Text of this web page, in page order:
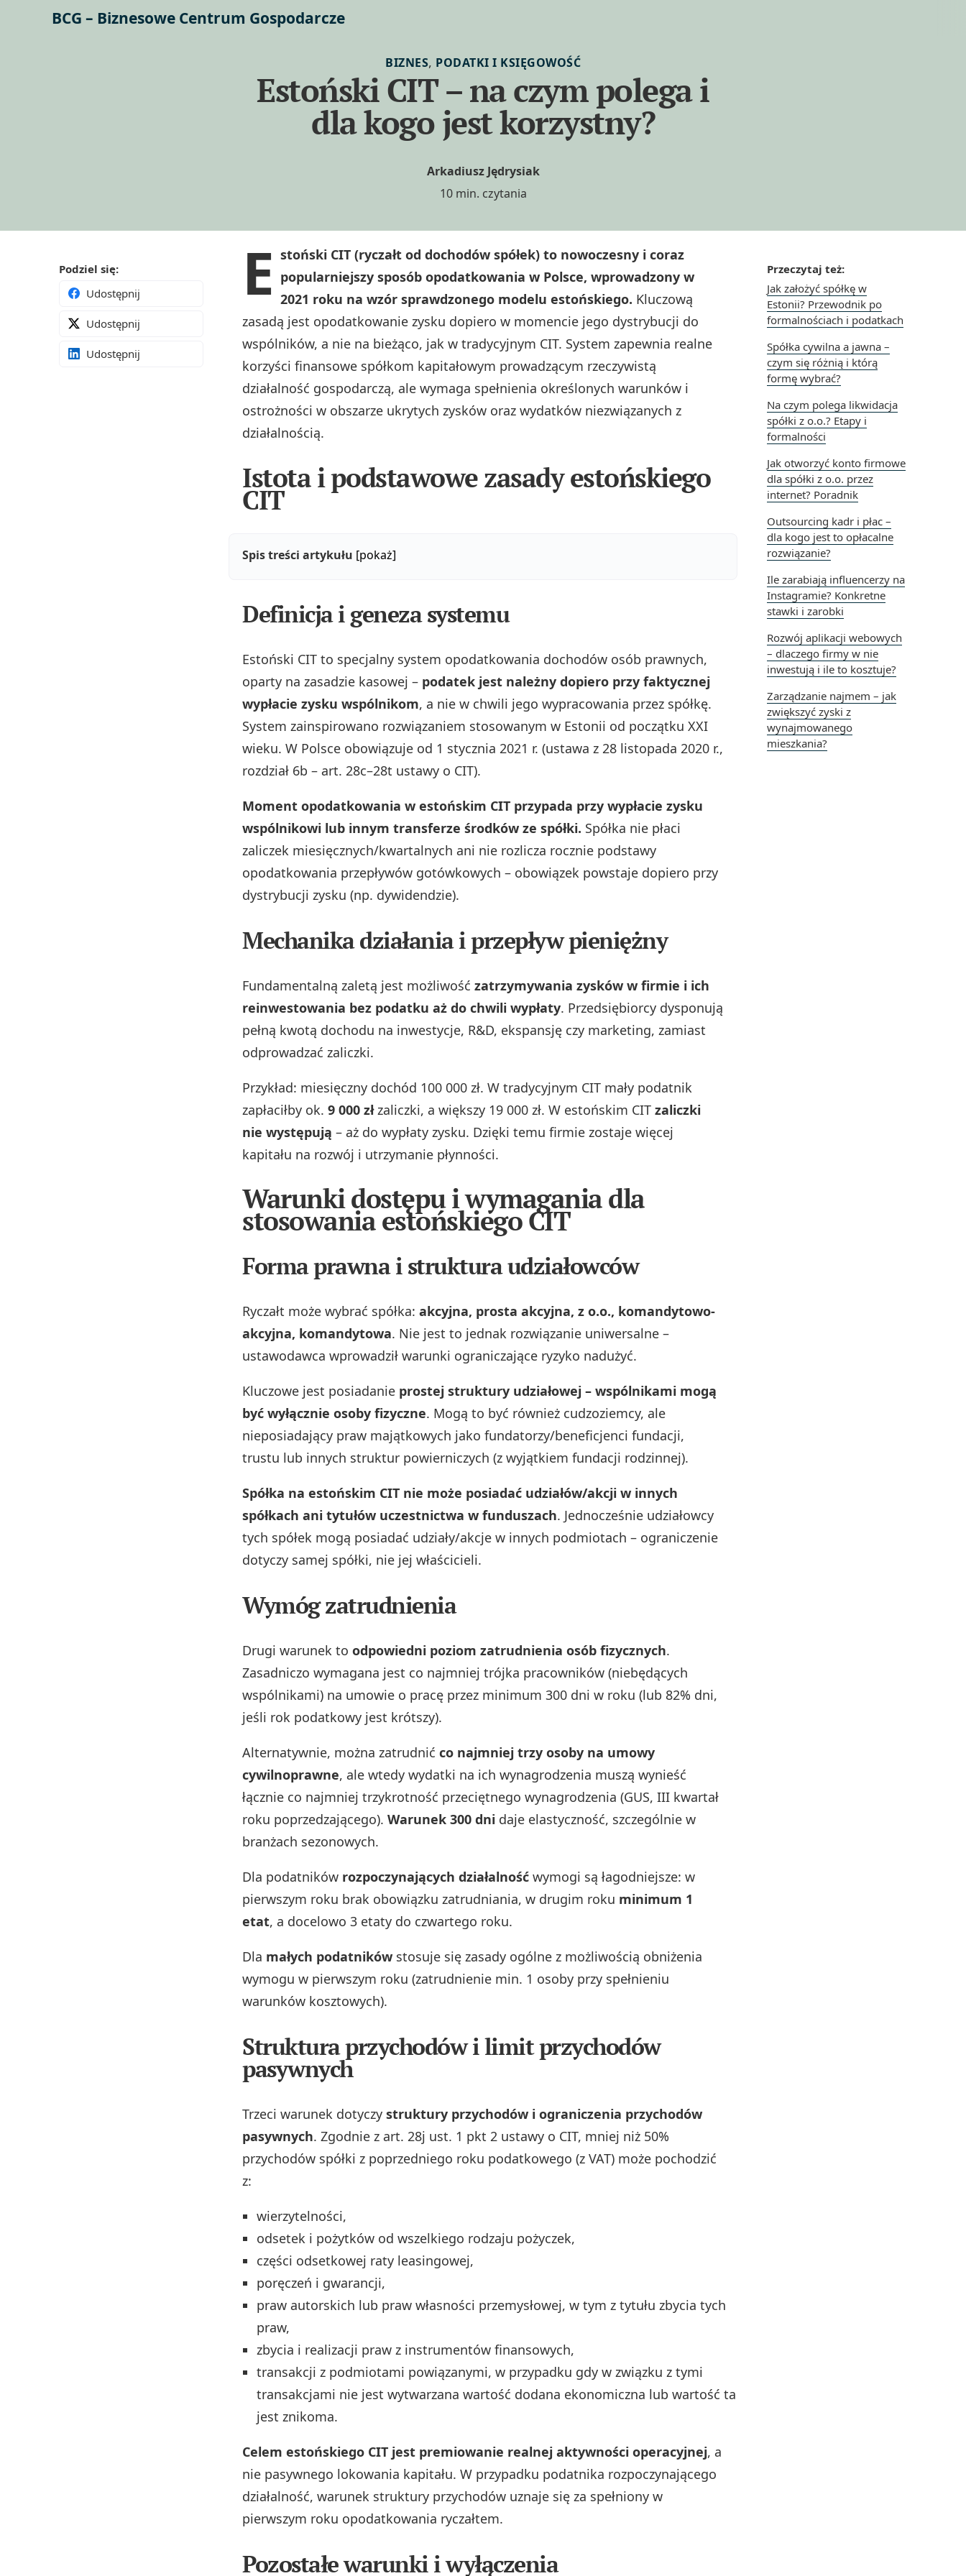
BCG – Biznesowe Centrum Gospodarcze
BIZNES, PODATKI I KSIĘGOWOŚĆ
Estoński CIT – na czym polega i
dla kogo jest korzystny?
Arkadiusz Jędrysiak
10 min. czytania
Przeczytaj też:
Jak założyć spółkę w
Estonii? Przewodnik po
formalnościach i podatkach
Spółka cywilna a jawna –
czym się różnią i którą
formę wybrać?
Na czym polega likwidacja
spółki z o.o.? Etapy i
formalności
Jak otworzyć konto firmowe
dla spółki z o.o. przez
internet? Poradnik
Outsourcing kadr i płac –
dla kogo jest to opłacalne
rozwiązanie?
Ile zarabiają influencerzy na
Instagramie? Konkretne
stawki i zarobki
Rozwój aplikacji webowych
– dlaczego firmy w nie
inwestują i ile to kosztuje?
Zarządzanie najmem – jak
zwiększyć zyski z
wynajmowanego
mieszkania?
Podziel się:
Udostępnij
Udostępnij
Udostępnij
E stoński CIT (ryczałt od dochodów spółek) to nowoczesny i coraz
popularniejszy sposób opodatkowania w Polsce, wprowadzony w
2021 roku na wzór sprawdzonego modelu estońskiego. Kluczową
zasadą jest opodatkowanie zysku dopiero w momencie jego dystrybucji do
wspólników, a nie na bieżąco, jak w tradycyjnym CIT. System zapewnia realne
korzyści finansowe spółkom kapitałowym prowadzącym rzeczywistą
działalność gospodarczą, ale wymaga spełnienia określonych warunków i
ostrożności w obszarze ukrytych zysków oraz wydatków niezwiązanych z
działalnością.
Istota i podstawowe zasady estońskiego
CIT
Spis treści artykułu [pokaż]
Definicja i geneza systemu
Estoński CIT to specjalny system opodatkowania dochodów osób prawnych,
oparty na zasadzie kasowej – podatek jest należny dopiero przy faktycznej
wypłacie zysku wspólnikom, a nie w chwili jego wypracowania przez spółkę.
System zainspirowano rozwiązaniem stosowanym w Estonii od początku XXI
wieku. W Polsce obowiązuje od 1 stycznia 2021 r. (ustawa z 28 listopada 2020 r.,
rozdział 6b – art. 28c–28t ustawy o CIT).
Moment opodatkowania w estońskim CIT przypada przy wypłacie zysku
wspólnikowi lub innym transferze środków ze spółki. Spółka nie płaci
zaliczek miesięcznych/kwartalnych ani nie rozlicza rocznie podstawy
opodatkowania przepływów gotówkowych – obowiązek powstaje dopiero przy
dystrybucji zysku (np. dywidendzie).
Mechanika działania i przepływ pieniężny
Fundamentalną zaletą jest możliwość zatrzymywania zysków w firmie i ich
reinwestowania bez podatku aż do chwili wypłaty. Przedsiębiorcy dysponują
pełną kwotą dochodu na inwestycje, R&D, ekspansję czy marketing, zamiast
odprowadzać zaliczki.
Przykład: miesięczny dochód 100 000 zł. W tradycyjnym CIT mały podatnik
zapłaciłby ok. 9 000 złzaliczki, a większy 19 000 zł. W estońskim CIT zaliczki
nie występują – aż do wypłaty zysku. Dzięki temu firmie zostaje więcej
kapitału na rozwój i utrzymanie płynności.
Warunki dostępu i wymagania dla
stosowania estońskiego CIT
Forma prawna i struktura udziałowców
Ryczałt może wybrać spółka: akcyjna, prosta akcyjna, z o.o., komandytowo-
akcyjna, komandytowa. Nie jest to jednak rozwiązanie uniwersalne –
ustawodawca wprowadził warunki ograniczające ryzyko nadużyć.
Kluczowe jest posiadanie prostej struktury udziałowej – wspólnikami mogą
być wyłącznie osoby fizyczne. Mogą to być również cudzoziemcy, ale
nieposiadający praw majątkowych jako fundatorzy/beneficjenci fundacji,
trustu lub innych struktur powierniczych (z wyjątkiem fundacji rodzinnej).
Spółka na estońskim CIT nie może posiadać udziałów/akcji w innych
spółkach ani tytułów uczestnictwa w funduszach. Jednocześnie udziałowcy
tych spółek mogą posiadać udziały/akcje w innych podmiotach – ograniczenie
dotyczy samej spółki, nie jej właścicieli.
Wymóg zatrudnienia
Drugi warunek to odpowiedni poziom zatrudnienia osób fizycznych.
Zasadniczo wymagana jest co najmniej trójka pracowników (niebędących
wspólnikami) na umowie o pracę przez minimum 300 dni w roku (lub 82% dni,
jeśli rok podatkowy jest krótszy).
Alternatywnie, można zatrudnić co najmniej trzy osoby na umowy
cywilnoprawne, ale wtedy wydatki na ich wynagrodzenia muszą wynieść
łącznie co najmniej trzykrotność przeciętnego wynagrodzenia (GUS, III kwartał
roku poprzedzającego). Warunek 300 dni daje elastyczność, szczególnie w
branżach sezonowych.
Dla podatników rozpoczynających działalność wymogi są łagodniejsze: w
pierwszym roku brak obowiązku zatrudniania, w drugim roku minimum 1
etat, a docelowo 3 etaty do czwartego roku.
Dla małych podatników stosuje się zasady ogólne z możliwością obniżenia
wymogu w pierwszym roku (zatrudnienie min. 1 osoby przy spełnieniu
warunków kosztowych).
Struktura przychodów i limit przychodów
pasywnych
Trzeci warunek dotyczy struktury przychodów i ograniczenia przychodów
pasywnych. Zgodnie z art. 28j ust. 1 pkt 2 ustawy o CIT, mniej niż 50%
przychodów spółki z poprzedniego roku podatkowego (z VAT) może pochodzić
z:
wierzytelności,
odsetek i pożytków od wszelkiego rodzaju pożyczek,
części odsetkowej raty leasingowej,
poręczeń i gwarancji,
praw autorskich lub praw własności przemysłowej, w tym z tytułu zbycia tych
praw,
zbycia i realizacji praw z instrumentów finansowych,
transakcji z podmiotami powiązanymi, w przypadku gdy w związku z tymi
transakcjami nie jest wytwarzana wartość dodana ekonomiczna lub wartość ta
jest znikoma.
Celem estońskiego CIT jest premiowanie realnej aktywności operacyjnej, a
nie pasywnego lokowania kapitału. W przypadku podatnika rozpoczynającego
działalność, warunek struktury przychodów uznaje się za spełniony w
pierwszym roku opodatkowania ryczałtem.
Pozostałe warunki i wyłączenia